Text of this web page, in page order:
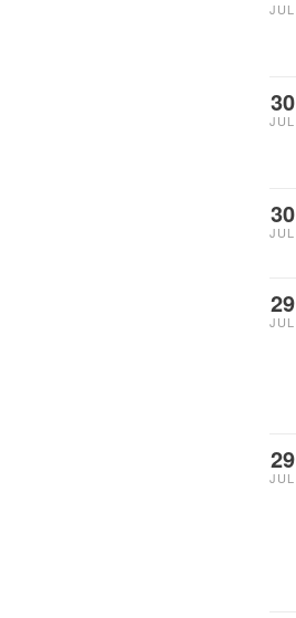
JUL
30
JUL
30
JUL
29
JUL
29
JUL